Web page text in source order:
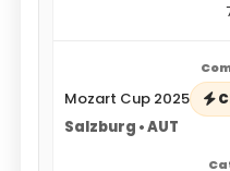
Mozart Cup 2025
Salzburg • AUT